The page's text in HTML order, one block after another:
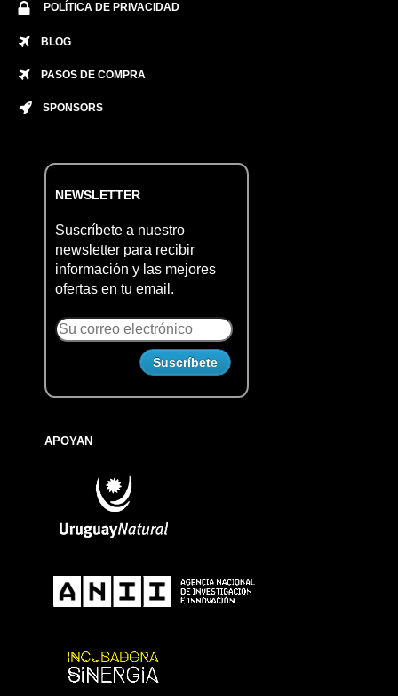
POLÍTICA DE PRIVACIDAD
BLOG
PASOS DE COMPRA
SPONSORS
NEWSLETTER
Suscríbete a nuestro
newsletter para recibir
información y las mejores
ofertas en tu email.
APOYAN